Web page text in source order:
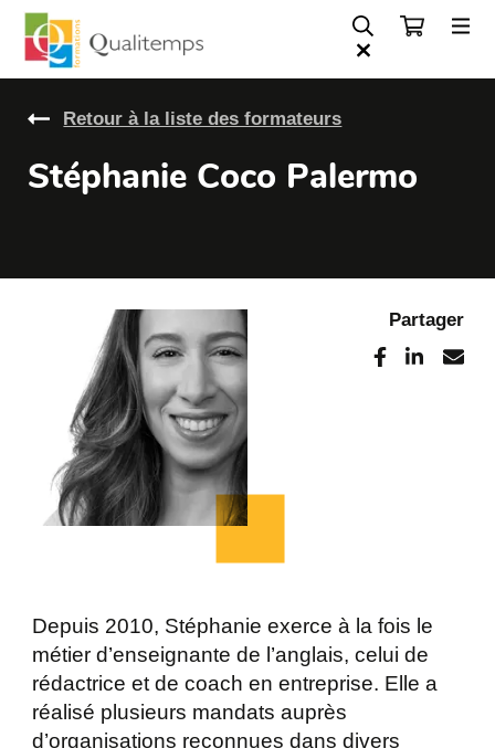
Retour à la liste des formateurs
Stéphanie Coco Palermo
Depuis 2010, Stéphanie exerce à la fois le
métier d’enseignante de l’anglais, celui de
rédactrice et de coach en entreprise. Elle a
réalisé plusieurs mandats auprès
d’organisations reconnues dans divers
Partager